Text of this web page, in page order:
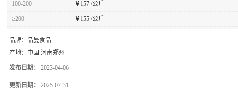
100-200 ￥ 157 /公斤
≥200 ￥ 155 /公斤
品牌： 品曼食品
产地： 中国 河南郑州
发布日期： 2023-04-06
更新日期： 2025-07-31